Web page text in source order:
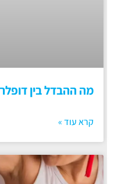
מה ההבדל בין
קרא עוד »